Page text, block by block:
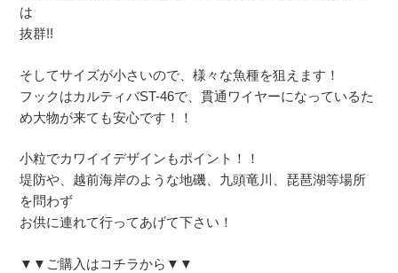
は
抜群!!
そしてサイズが小さいので、様々な魚種を狙えます！
フックはカルティバST-46で、貫通ワイヤーになっているた
め大物が来ても安心です！！
小粒でカワイイデザインもポイント！！
堤防や、越前海岸のような地磯、九頭竜川、琵琶湖等場所
を問わず
お供に連れて行ってあげて下さい！
▼▼ご購入はコチラから▼▼